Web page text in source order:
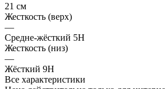
21 см
Жесткость (верх)
—
Средне-жёсткий 5H
Жесткость (низ)
—
Жёсткий 9H
Все характеристики